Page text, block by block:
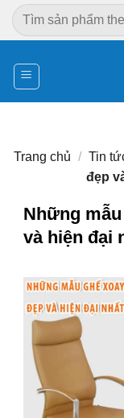
Chuyển
đến
dung
Tìm
kiếm:
Trang chủ / Tin
đẹp
Những
và hiện đại